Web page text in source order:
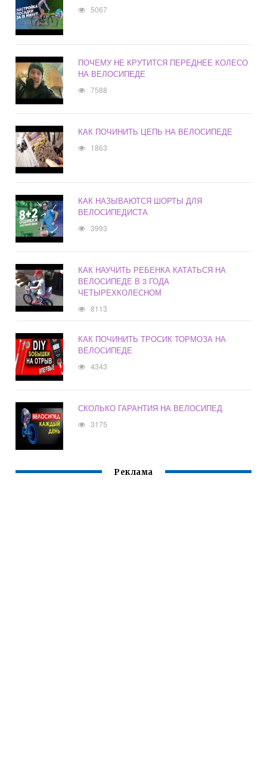
5067
ПОЧЕМУ НЕ КРУТИТСЯ ПЕРЕДНЕЕ КОЛЕСО
НА ВЕЛОСИПЕДЕ
7588
КАК ПОЧИНИТЬ ЦЕПЬ НА ВЕЛОСИПЕДЕ
1863
КАК НАЗЫВАЮТСЯ ШОРТЫ ДЛЯ
ВЕЛОСИПЕДИСТА
3993
КАК НАУЧИТЬ РЕБЕНКА КАТАТЬСЯ НА
ВЕЛОСИПЕДЕ В 3 ГОДА
ЧЕТЫРЕХКОЛЕСНОМ
8113
КАК ПОЧИНИТЬ ТРОСИК ТОРМОЗА НА
ВЕЛОСИПЕДЕ
4343
СКОЛЬКО ГАРАНТИЯ НА ВЕЛОСИПЕД
3175
Реклама